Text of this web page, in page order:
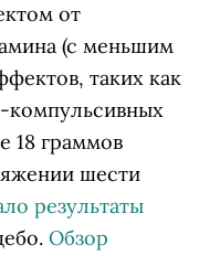
от
(с меньшим
таких как
компульсивных
18 граммов
шести
результаты
Обзор